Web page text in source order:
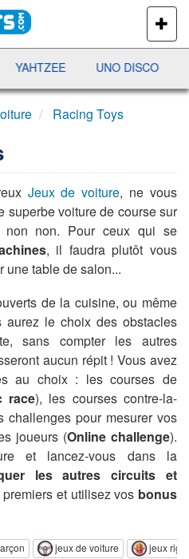
PLUS
DE
JEUX
YAHTZEE UNO DISCO
Racing Toys
Jeux de voiture, ne vous
superbe voiture de course sur
non non. Pour ceux qui se
, il faudra plutôt vous
une table de salon...
de la cuisine, ou même
le choix des obstacles
sans compter les autres
aucun répit ! Vous avez
au choix : les courses de
race), les courses contre-la-
challenges pour mesurer vos
joueurs (Online challenge).
et lancez-vous dans la
les autres circuits et
et utilisez vos bonus
jeux de voiture jeux